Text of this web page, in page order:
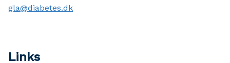
gla@diabetes.dk
Links